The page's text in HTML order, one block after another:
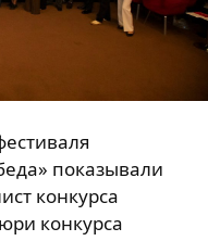
показывали
конкурса
конкурса